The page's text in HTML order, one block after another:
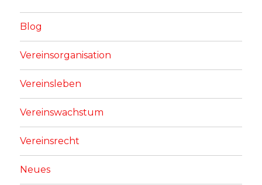
Blog
Vereinsorganisation
Vereinsleben
Vereinswachstum
Vereinsrecht
Neues